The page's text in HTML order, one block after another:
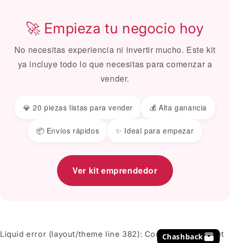
🚀 Empieza tu negocio hoy
No necesitas experiencia ni invertir mucho. Este kit
ya incluye todo lo que necesitas para comenzar a
vender.
💎 20 piezas listas para vender 💰 Alta ganancia
📦 Envíos rápidos ✨ Ideal para empezar
Ver kit emprendedor
Liquid error (layout/theme line 382): Could not find asset